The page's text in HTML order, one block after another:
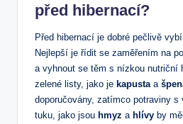
před hibernací?
Před hibernací je dobré ⁢pečlivě
Nejlepší je řídit se zaměřením na
a⁣ vyhnout se‌ těm s nízkou nutriční
zelené‍ listy, jako je⁢ kapusta a
doporučovány,‍ zatímco potraviny
tuku, jako jsou hmyz a hlívy by